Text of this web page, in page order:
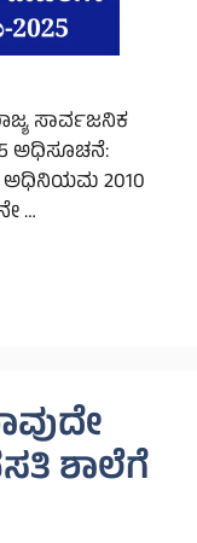
ಸಾರ್ವಜನಿಕ
ಅಧಿಸೂಚನೆ:
ಅಧಿನಿಯಮ 2010
…
ಶಾಲೆಗೆ